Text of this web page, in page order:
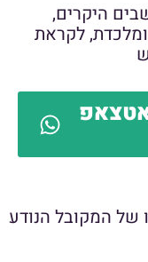
היקרים,
לקראת
של המקובל הנודע